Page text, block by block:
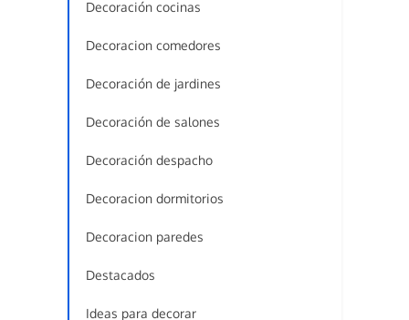
Decoración cocinas
Decoracion comedores
Decoración de jardines
Decoración de salones
Decoración despacho
Decoracion dormitorios
Decoracion paredes
Destacados
Ideas para decorar